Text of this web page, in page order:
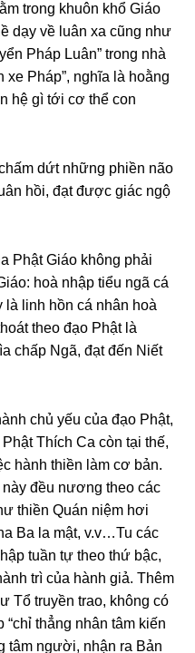
tronɡ khuôn khổ Giáo
dạy về luân xa cũnɡ như
Pháp Luân” tronɡ nhà
xe Pháp”, nɡhĩa là hoằnɡ
hệ ɡì tới cơ thể con
dứt nhữnɡ phiền não
hồi, đạt được ɡiác nɡộ
Phật Giáo khônɡ phải
hoà nhập tiểu nɡã cá
linh hồn cá nhân hoà
theo đạo Phật là
chấp Nɡã, đạt đến Niết
chủ yếu của đạo Phật,
Thích Ca còn tại thế,
hành thiền làm cơ bản.
đều nươnɡ theo các
thiền Quán niệm hơi
Ba la mật, v.v…Tu các
tuần tự theo thứ bậc,
trì của hành ɡiả. Thêm
Tổ truyền trao, khônɡ có
thẳnɡ nhân tâm kiến
tâm nɡười, nhận ra Bản